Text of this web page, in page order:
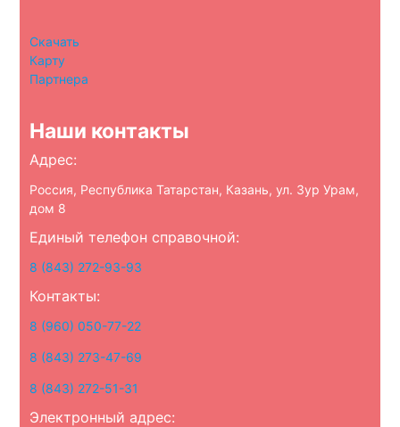
Скачать
Карту
Партнера
Наши контакты
Адрес:
Россия, Республика Татарстан, Казань, ул. Зур Урам,
дом 8
Единый телефон справочной:
8 (843) 272-93-93
Контакты:
8 (960) 050-77-22
8 (843) 273-47-69
8 (843) 272-51-31
Электронный адрес: